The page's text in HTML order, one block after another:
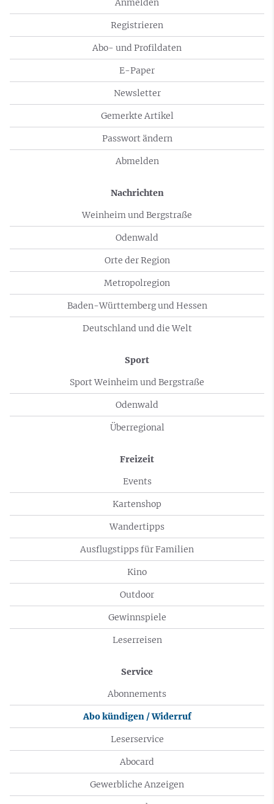
Anmelden
Registrieren
Abo- und Profildaten
E-Paper
Newsletter
Gemerkte Artikel
Passwort ändern
Abmelden
Nachrichten
Weinheim und Bergstraße
Odenwald
Orte der Region
Metropolregion
Baden-Württemberg und Hessen
Deutschland und die Welt
Sport
Sport Weinheim und Bergstraße
Odenwald
Überregional
Freizeit
Events
Kartenshop
Wandertipps
Ausflugstipps für Familien
Kino
Outdoor
Gewinnspiele
Leserreisen
Service
Abonnements
Abo kündigen / Widerruf
Leserservice
Abocard
Gewerbliche Anzeigen